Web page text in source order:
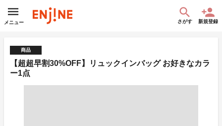
メニュー さがす 新規登録
商品
【超超早割30%OFF】リュックインバッグ お好きなカラ
ー1点